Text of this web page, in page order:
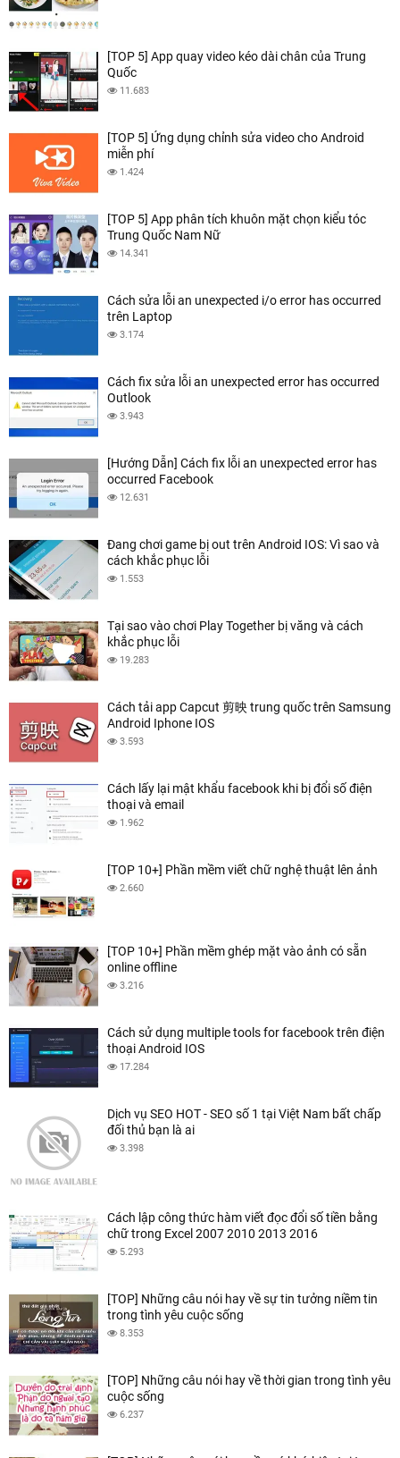
[TOP 5] App quay video kéo dài chân của Trung
Quốc
11.683
[TOP 5] Ứng dụng chỉnh sửa video cho Android
miễn phí
1.424
[TOP 5] App phân tích khuôn mặt chọn kiểu tóc
Trung Quốc Nam Nữ
14.341
Cách sửa lỗi an unexpected i/o error has occurred
trên Laptop
3.174
Cách fix sửa lỗi an unexpected error has occurred
Outlook
3.943
[Hướng Dẫn] Cách fix lỗi an unexpected error has
occurred Facebook
12.631
Đang chơi game bị out trên Android IOS: Vì sao và
cách khắc phục lỗi
1.553
Tại sao vào chơi Play Together bị văng và cách
khắc phục lỗi
19.283
Cách tải app Capcut 剪映 trung quốc trên Samsung
Android Iphone IOS
3.593
Cách lấy lại mật khẩu facebook khi bị đổi số điện
thoại và email
1.962
[TOP 10+] Phần mềm viết chữ nghệ thuật lên ảnh
2.660
[TOP 10+] Phần mềm ghép mặt vào ảnh có sẵn
online offline
3.216
Cách sử dụng multiple tools for facebook trên điện
thoại Android IOS
17.284
Dịch vụ SEO HOT - SEO số 1 tại Việt Nam bất chấp
đối thủ bạn là ai
3.398
Cách lập công thức hàm viết đọc đổi số tiền bằng
chữ trong Excel 2007 2010 2013 2016
5.293
[TOP] Những câu nói hay về sự tin tưởng niềm tin
trong tình yêu cuộc sống
8.353
[TOP] Những câu nói hay về thời gian trong tình yêu
cuộc sống
6.237